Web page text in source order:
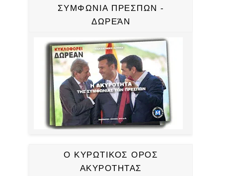
ΣΥΜΦΩΝΙΑ ΠΡΕΣΠΩΝ -
ΔΩΡΕΆΝ
Ο ΚΥΡΩΤΙΚΟΣ ΟΡΟΣ
ΑΚΥΡΟΤΗΤΑΣ